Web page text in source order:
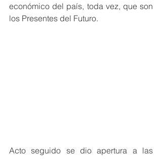
económico del país, toda vez, que son
los Presentes del Futuro.
Acto seguido se dio apertura a las